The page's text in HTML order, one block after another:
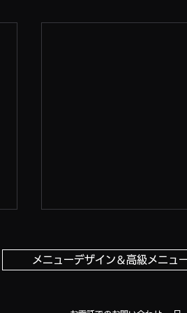
メニューデザイン＆高級メニ